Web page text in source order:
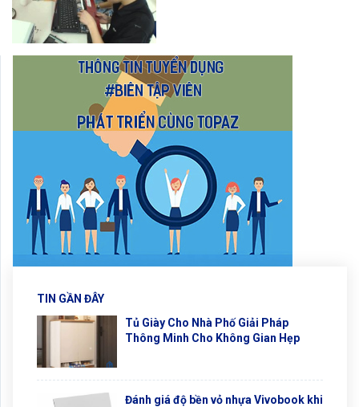
TIN GẦN ĐÂY
Tủ Giày Cho Nhà Phố Giải Pháp
Thông Minh Cho Không Gian Hẹp
Đánh giá độ bền vỏ nhựa Vivobook khi